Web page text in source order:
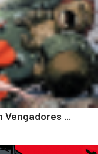
Vengadores ...